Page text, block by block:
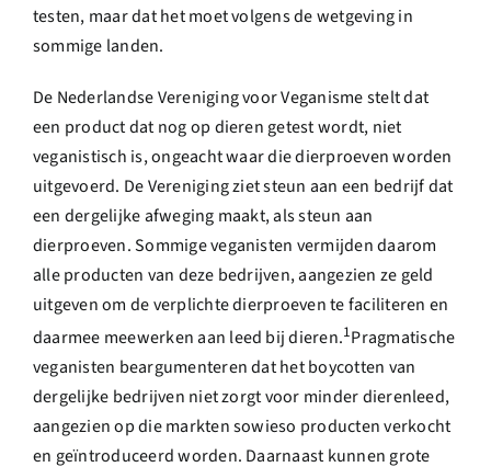
testen, maar dat het moet volgens de wetgeving in
sommige landen.
De Nederlandse Vereniging voor Veganisme stelt dat
een product dat nog op dieren getest wordt, niet
veganistisch is, ongeacht waar die dierproeven worden
uitgevoerd. De Vereniging ziet steun aan een bedrijf dat
een dergelijke afweging maakt, als steun aan
dierproeven. Sommige veganisten vermijden daarom
alle producten van deze bedrijven, aangezien ze geld
uitgeven om de verplichte dierproeven te faciliteren en
daarmee meewerken aan leed bij dieren.1Pragmatische
veganisten beargumenteren dat het boycotten van
dergelijke bedrijven niet zorgt voor minder dierenleed,
aangezien op die markten sowieso producten verkocht
en geïntroduceerd worden. Daarnaast kunnen grote